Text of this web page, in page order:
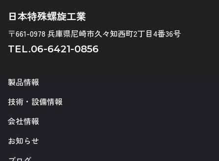
日本特殊螺旋工業
〒661-0978 兵庫県尼崎市久々知西町2丁目4番36号
TEL.06-6421-0856
製品情報
技術・設備情報
会社情報
お知らせ